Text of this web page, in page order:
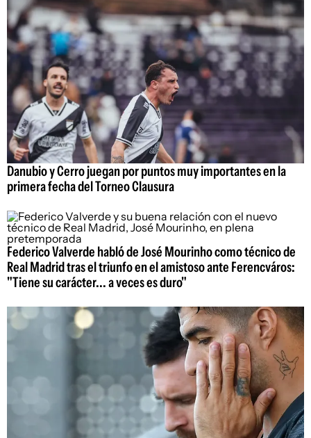
Danubio y Cerro juegan por puntos muy importantes en la
primera fecha del Torneo Clausura
Federico Valverde habló de José Mourinho como técnico de
Real Madrid tras el triunfo en el amistoso ante Ferencváros:
"Tiene su carácter... a veces es duro"